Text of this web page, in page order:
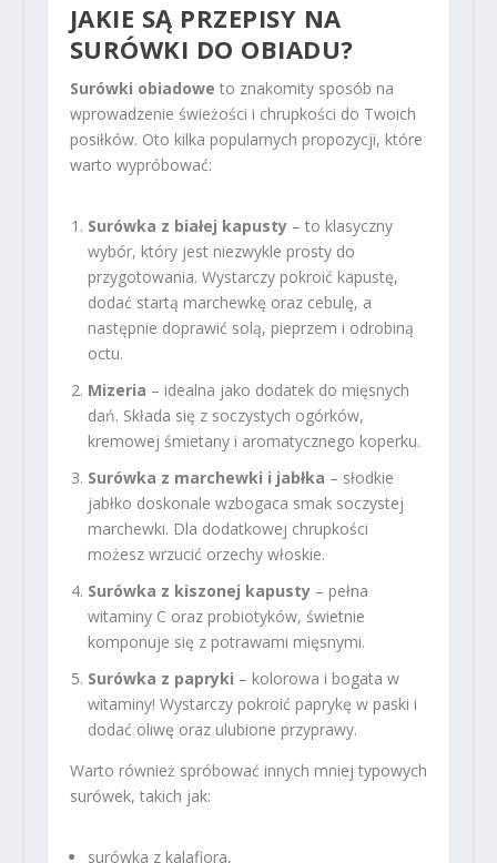
JAKIE SĄ PRZEPISY NA
SURÓWKI DO OBIADU?
Surówki obiadowe to znakomity sposób na
wprowadzenie świeżości i chrupkości do Twoich
posiłków. Oto kilka popularnych propozycji, które
warto wypróbować:
Surówka z białej kapusty– to klasyczny
wybór, który jest niezwykle prosty do
przygotowania. Wystarczy pokroić kapustę,
dodać startą marchewkę oraz cebulę, a
następnie doprawić solą, pieprzem i odrobiną
octu.
Mizeria – idealna jako dodatek do mięsnych
dań. Składa się z soczystych ogórków,
kremowej śmietany i aromatycznego koperku.
Surówka z marchewki i jabłka – słodkie
jabłko doskonale wzbogaca smak soczystej
marchewki. Dla dodatkowej chrupkości
możesz wrzucić orzechy włoskie.
Surówka z kiszonej kapusty– pełna
witaminy C oraz probiotyków, świetnie
komponuje się z potrawami mięsnymi.
Surówka z papryki – kolorowa i bogata w
witaminy! Wystarczy pokroić paprykę w paski i
dodać oliwę oraz ulubione przyprawy.
Warto również spróbować innych mniej typowych
surówek, takich jak:
surówka z kalafiora,